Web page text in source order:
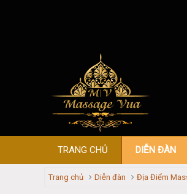
TRANG CHỦ DIỄN ĐÀN
Trang chủ Diễn đàn Địa Điểm